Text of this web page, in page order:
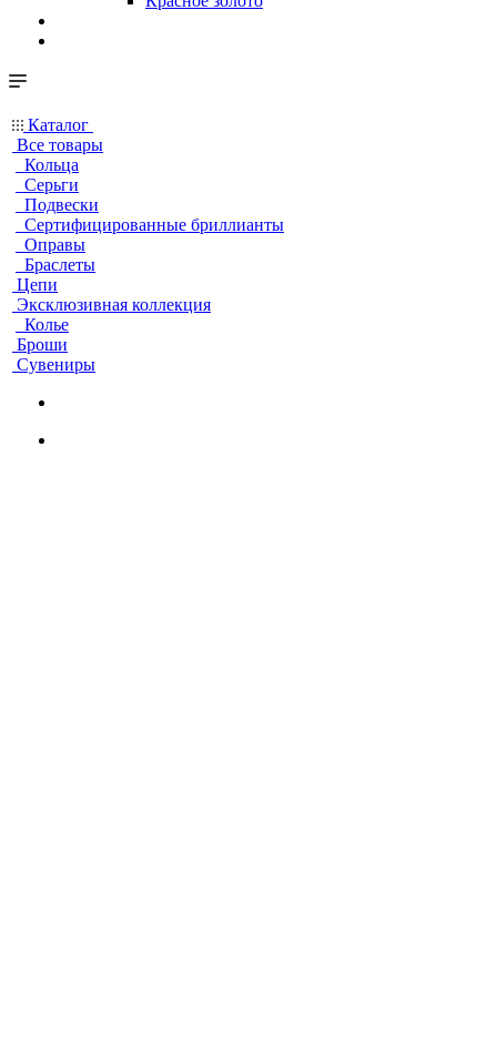
Каталог
Все товары
Кольца
Серьги
Подвески
Сертифицированные бриллианты
Оправы
Браслеты
Цепи
Эксклюзивная коллекция
Колье
Броши
Сувениры